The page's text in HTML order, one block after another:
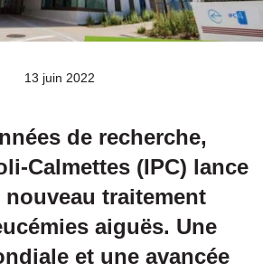
13 juin 2022
de recherche,
Calmettes (IPC) lance
nouveau traitement
aiguës. Une
et une avancée